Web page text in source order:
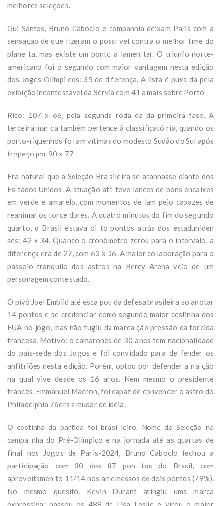
melhores seleções.
Gui Santos, Bruno Caboclo e companhia deixam Paris com a
sensação de que fizeram o possí vel contra o melhor time do
plane ta, mas existe um ponto a lamen tar. O triunfo norte-
americano foi o segundo com maior vantagem nesta edição
dos Jogos Olímpi cos: 35 de diferença. A lista é puxa da pela
exibição incontestável da Sérvia com 41 a mais sobre Porto
Rico: 107 x 66, pela segunda roda da da primeira fase. A
terceira mar ca também pertence à classificató ria, quando os
porto-riquenhos fo ram vítimas do modesto Sudão do Sul após
tropeço por 90 x 77.
Era natural que a Seleção Bra sileira se acanhasse diante dos
Es tados Unidos. A atuação até teve lances de bons encaixes
em verde e amarelo, com momentos de lam pejo capazes de
reanimar os torce dores. A quatro minutos do fim do segundo
quarto, o Brasil estava oi to pontos atrás dos estaduniden
ses: 42 x 34. Quando o cronômetro zerou para o intervalo, a
diferença era de 27, com 63 x 36. A maior co laboração para o
passeio tranquilo dos astros na Bercy Arena veio de um
personagem contestado.
O pivô Joel Embiid até esca pou da defesa brasileira ao anotar
14 pontos e se credenciar como segundo maior cestinha dos
EUA no jogo, mas não fugiu da marca ção pressão da torcida
francesa. Motivo: o camaronês de 30 anos tem nacionalidade
do país-sede dos Jogos e foi convidado para de fender os
anfitriões nesta edição. Porém, optou por defender a na ção
na qual vive desde os 16 anos. Nem mesmo o presidente
francês, Emmanuel Macron, foi capaz de convencer o astro do
Philadelphia 76ers a mudar de ideia.
O cestinha da partida foi brasi leiro. Nome da Seleção na
campa nha do Pré-Olímpico e na jornada até as quartas de
final nos Jogos de Paris-2024, Bruno Caboclo fechou a
participação com 30 dos 87 pon tos do Brasil, com
aproveitamen to 11/14 nos arremessos de dois pontos (79%).
No mesmo quesito, Kevin Durant atingiu uma marca
expressiva: passou os 488 de Lisa Leslie e virou o maior